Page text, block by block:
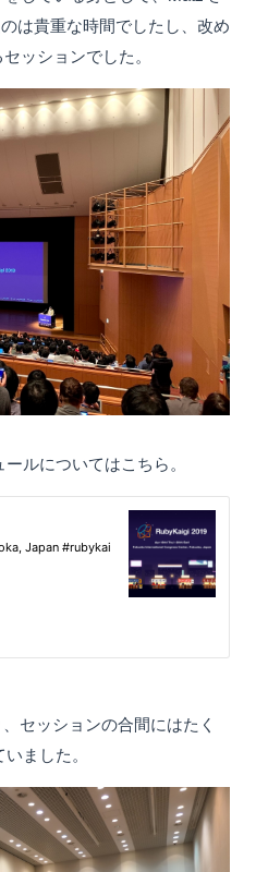
は貴重な時間でしたし、改め
ッションでした。
ルについてはこちら。
セッションの合間にはたく
ました。